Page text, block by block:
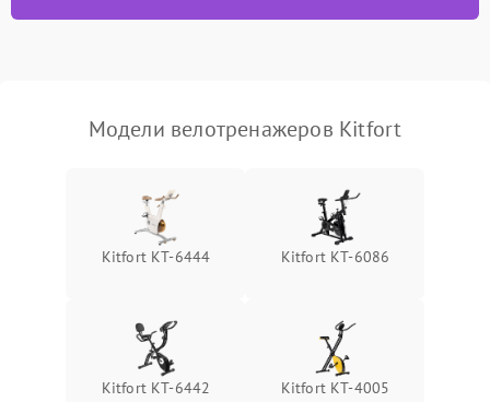
Модели велотренажеров Kitfort
Kitfort КТ-6444 Kitfort КТ-6086
Kitfort КТ-6442 Kitfort КТ-4005